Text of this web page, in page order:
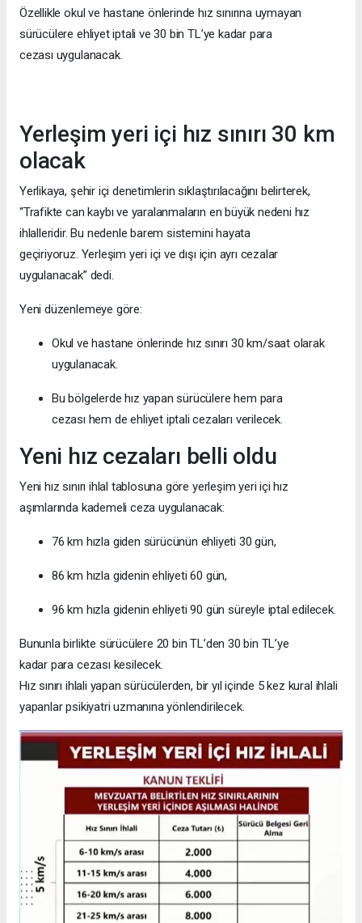
Özellikle okul ve hastane önlerinde hız sınırına uymayan
sürücülere ehliyet iptali ve 30 bin TL’ye kadar para
cezası uygulanacak.
Yerleşim yeri içi hız sınırı 30 km
olacak
Yerlikaya, şehir içi denetimlerin sıklaştırılacağını belirterek,
“Trafikte can kaybı ve yaralanmaların en büyük nedeni hız
ihlalleridir. Bu nedenle barem sistemini hayata
geçiriyoruz. Yerleşim yeri içi ve dışı için ayrı cezalar
uygulanacak” dedi.
Yeni düzenlemeye göre:
Okul ve hastane önlerinde hız sınırı 30 km/saat olarak
uygulanacak.
Bu bölgelerde hız yapan sürücülere hem para
cezası hem de ehliyet iptali cezaları verilecek.
Yeni hız cezaları belli oldu
Yeni hız sınırı ihlal tablosuna göre yerleşim yeri içi hız
aşımlarında kademeli ceza uygulanacak:
76 km hızla giden sürücünün ehliyeti 30 gün,
86 km hızla gidenin ehliyeti 60 gün,
96 km hızla gidenin ehliyeti 90 gün süreyle iptal edilecek.
Bununla birlikte sürücülere 20 bin TL’den 30 bin TL’ye
kadar para cezası kesilecek.
Hız sınırı ihlali yapan sürücülerden, bir yıl içinde 5 kez kural ihlali
yapanlar psikiyatri uzmanına yönlendirilecek.